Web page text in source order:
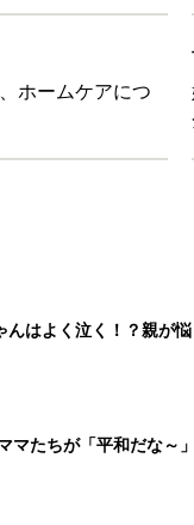
ホームケアにつ
んはよく泣く！？親が
】
マたちが「平和だな～